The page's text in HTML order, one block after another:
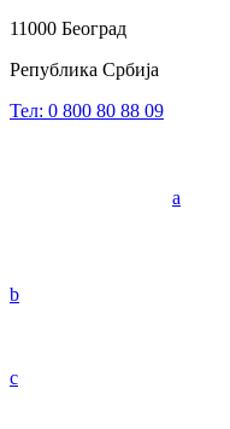
11000 Београд
Република Србија
Тел: 0 800 80 88 09
a
b
c